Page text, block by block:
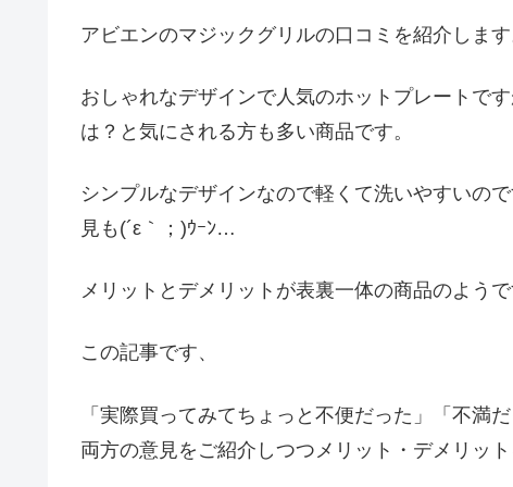
アビエンのマジックグリルの口コミを紹介します
おしゃれなデザインで人気のホットプレートで
は？と気にされる方も多い商品です。
シンプルなデザインなので軽くて洗いやすいの
見も(´ε｀；)ｳｰﾝ…
メリットとデメリットが表裏一体の商品のようで
この記事です、
「実際買ってみてちょっと不便だった」「不満
両方の意見をご紹介しつつメリット・デメリット